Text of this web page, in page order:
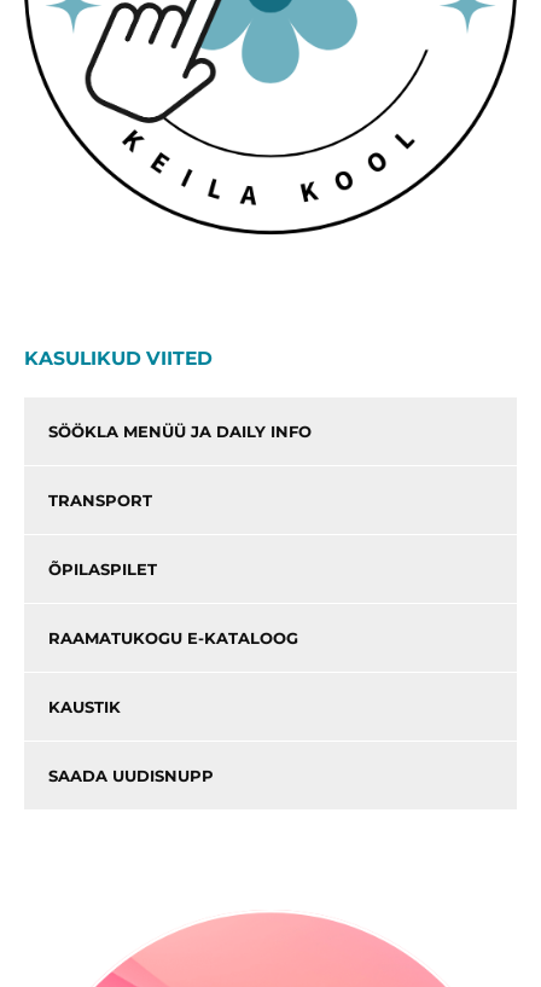
KASULIKUD VIITED
SÖÖKLA MENÜÜ JA DAILY INFO
TRANSPORT
ÕPILASPILET
RAAMATUKOGU E-KATALOOG
KAUSTIK
SAADA UUDISNUPP